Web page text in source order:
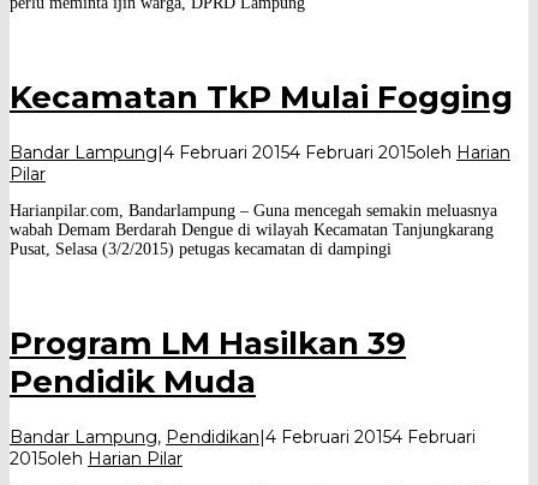
Kecamatan TkP Mulai Fogging
Bandar Lampung|4 Februari 20154 Februari 2015oleh Harian
Pilar
Harianpilar.com, Bandarlampung – Guna mencegah semakin meluasnya
wabah Demam Berdarah Dengue di wilayah Kecamatan Tanjungkarang
Pusat, Selasa (3/2/2015) petugas kecamatan di dampingi
Program LM Hasilkan 39
Pendidik Muda
Bandar Lampung, Pendidikan 4 Februari 20154 Februari
2015oleh Harian Pilar